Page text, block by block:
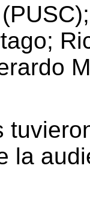
la